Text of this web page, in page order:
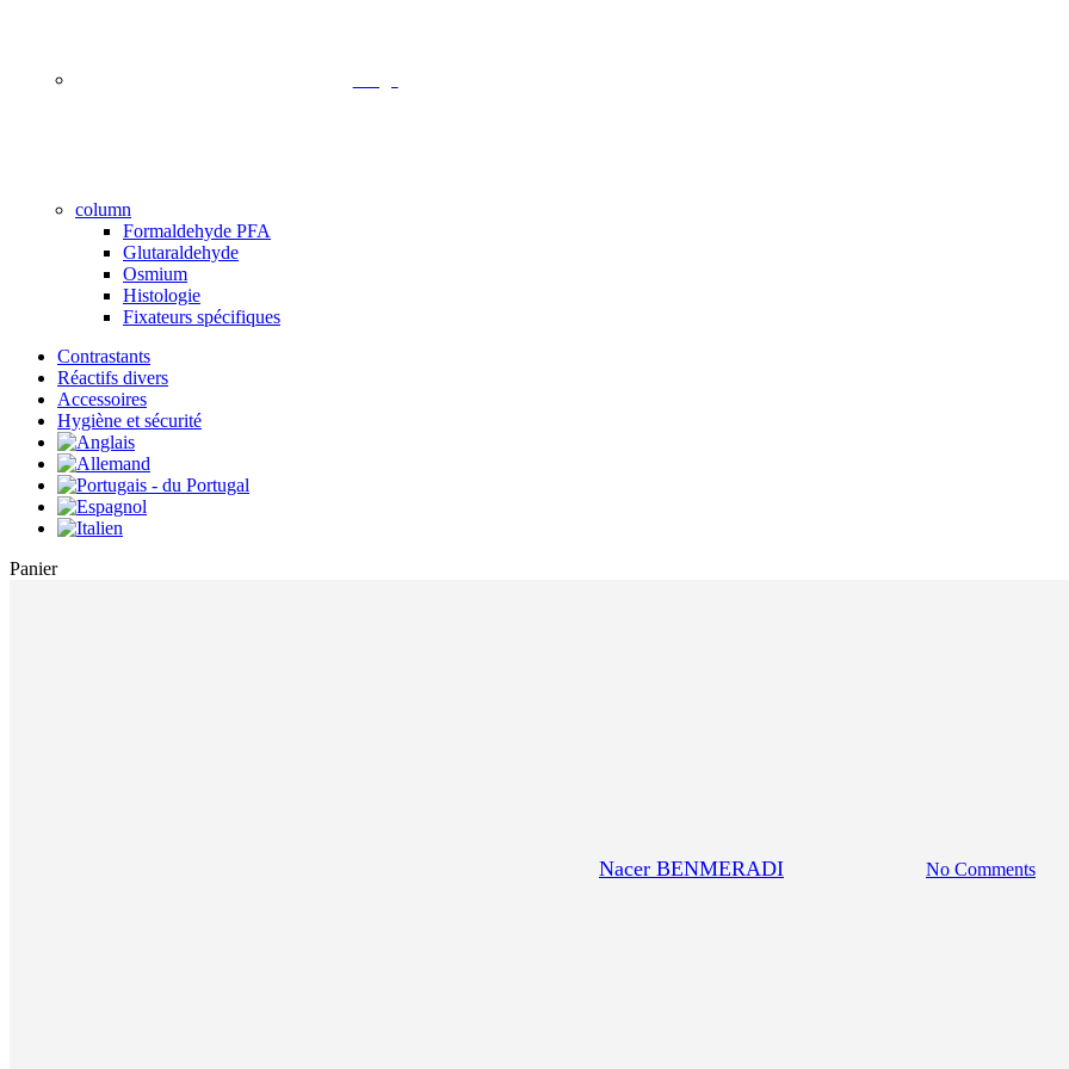
column
Formaldehyde PFA
Glutaraldehyde
Osmium
Histologie
Fixateurs spécifiques
Contrastants
Réactifs divers
Accessoires
Hygiène et sécurité
PanierClose
Nacer BENMERADI No Comments